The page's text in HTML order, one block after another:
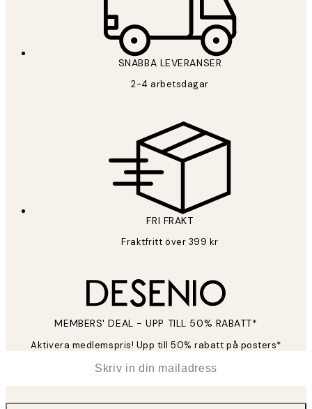
SNABBA LEVERANSER
2-4 arbetsdagar
FRI FRAKT
Fraktfritt över 399 kr
MEMBERS' DEAL - UPP TILL 50% RABATT*
Aktivera medlemspris! Upp till 50% rabatt på posters*